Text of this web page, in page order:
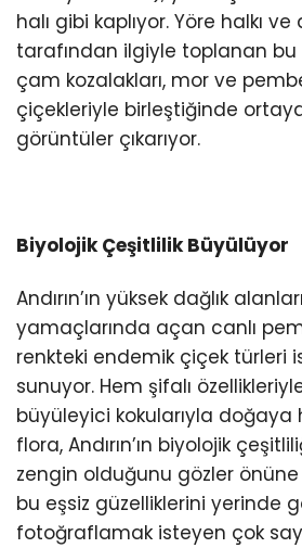
halı gibi kaplıyor. Yöre halkı
tarafından ilgiyle toplanan bu
çam kozalakları, mor ve
çiçekleriyle birleştiğinde
görüntüler çıkarıyor.
Biyolojik Çeşitlilik Büyülüyor
Andırın’ın yüksek dağlık
yamaçlarında açan canlı
renkteki endemik çiçek türleri
sunuyor. Hem şifalı
büyüleyici kokularıyla
flora, Andırın’ın biyolojik
zengin olduğunu gözler önüne
bu eşsiz güzelliklerini yerinde
fotoğraflamak isteyen çok